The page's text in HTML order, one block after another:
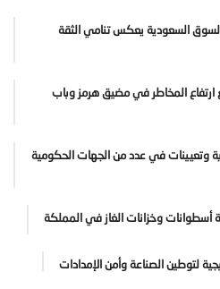
السعودية يعكس تنامي الثقة
المخاطر في مضيق هرمز وباب
وتعيينات في عدد من الجهات الحكومية
أسطوانات وخزانات الغاز في المملكة
لتوطين الصناعة وأمن الإمدادات